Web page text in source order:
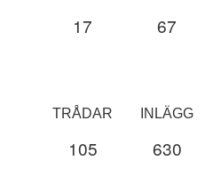
17 67
TRÅDAR INLÄGG
105 630